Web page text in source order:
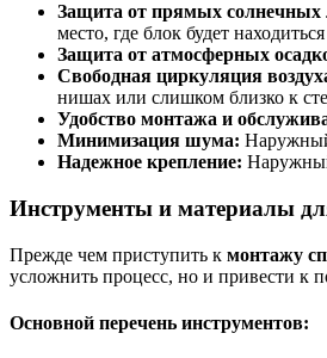
Защита от прямых солнечных
место, где блок будет
Защита от атмосферных
Свободная циркуляция
нишах или слишком близко к
Удобство монтажа и
Минимизация шума:
Надежное крепление:
Инструменты и материалы
Прежде чем приступить к монтажу
усложнить процесс, но и привести к
Основной перечень инструментов: